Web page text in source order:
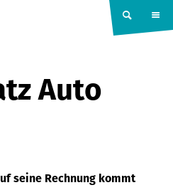
Auto
seine Rechnung kommt